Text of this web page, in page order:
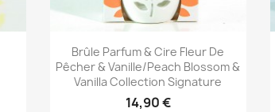
Aperçu rapide
Brûle Parfum & Cire Fleur De
Pêcher & Vanille/Peach Blossom &
Vanilla Collection Signature
14,90 €